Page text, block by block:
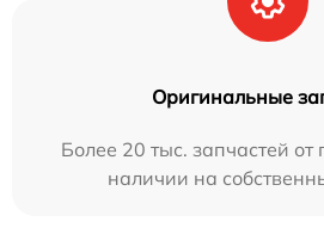
Оригинальные
Более 20 тыс. запчастей от
наличии на